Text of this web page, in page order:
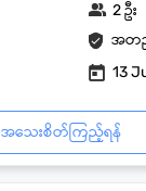
အတည်
2 ဦး
13
အသေးစိတ်ကြည့်ရန်